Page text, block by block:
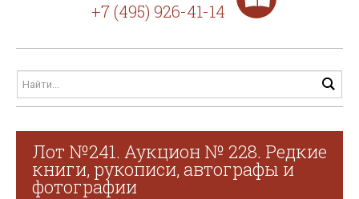
+7 (495) 926-41-14
Лот №241. Аукцион № 228. Редкие
книги, рукописи, автографы и
фотографии